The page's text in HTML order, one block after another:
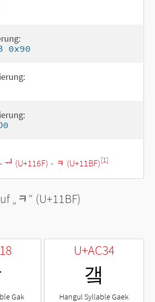
0x90
- ᅯ (U+116F) - ᆿ (U+11BF)[1]
„ᆿ“ (U+11BF)
Gak
U+AC34
갴
Hangul Syllable Gaek